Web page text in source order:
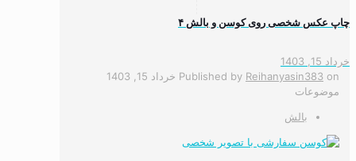
چاپ عکس شخصی روی کوسن و بالش ۴
خرداد 15, 1403
Published by Reihanyasin383 on
خرداد 15, 1403
موضوعات
بالش